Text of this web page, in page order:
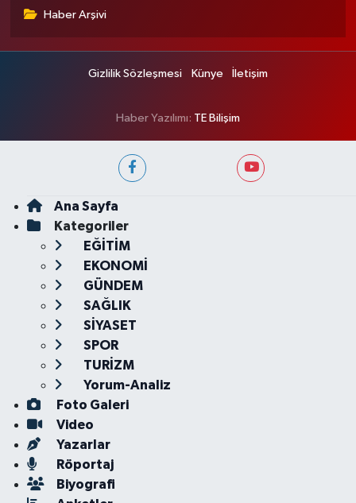
Haber Arşivi
Gizlilik Sözleşmesi Künye İletişim
Haber Yazılımı: TE Bilişim
Ana Sayfa
Kategoriler
EĞİTİM
EKONOMİ
GÜNDEM
SAĞLIK
SİYASET
SPOR
TURİZM
Yorum-Analiz
Foto Galeri
Video
Yazarlar
Röportaj
Biyografi